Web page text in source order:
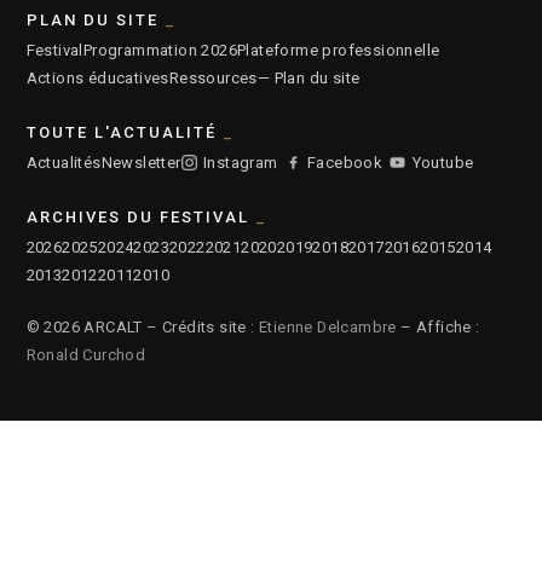
PLAN DU SITE
Festival Programmation 2026Plateforme professionnelle
Actions éducativesRessources— Plan du site
TOUTE L'ACTUALITÉ
ActualitésNewsletter Instagram Facebook Youtube
ARCHIVES DU FESTIVAL
2026202520242023202220212020201920182017201620152014
2013201220112010
© 2026 ARCALT – Crédits site : Etienne Delcambre – Affiche :
Ronald Curchod